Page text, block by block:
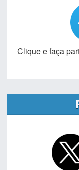
Clique e faça